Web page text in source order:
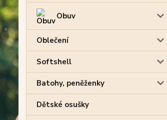
Obuv
Oblečení
Softshell
Batohy, peněženky
Dětské osušky